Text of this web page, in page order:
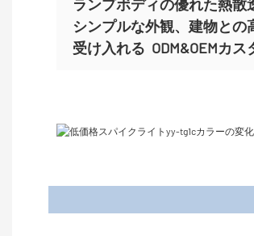
ランプボディの優れた熱散
シンプルな外観、建物との
受け入れる ODM&OEMカ